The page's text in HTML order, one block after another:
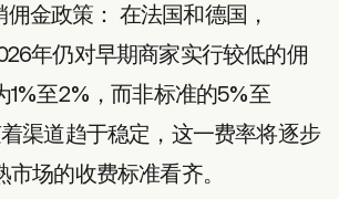
金政策： 在法国和德国，
年仍对早期商家实行较低的佣
1%至2%，而非标准的5%至
渠道趋于稳定，这一费率将逐步
场的收费标准看齐。